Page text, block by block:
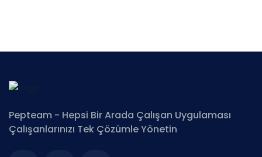
Pepteam - Hepsi Bir Arada Çalışan Uygulaması
Çalışanlarınızı Tek Çözümle Yönetin